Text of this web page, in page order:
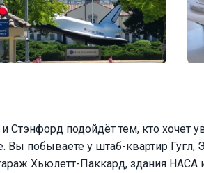
подойдёт тем, кто хочет
Вы побываете у штаб-квартир Гугл,
Хьюлетт-Паккард, здания НАСА